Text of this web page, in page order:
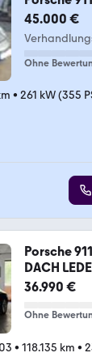
45.000 €
Ohne
• 261 kW (355
Porsche
DACH
36.990 €
Ohne
• 118.135 km •